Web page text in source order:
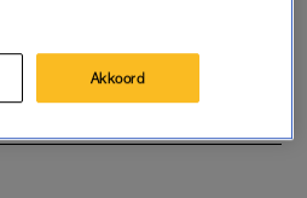
DELEN MAAR.
Akkoord